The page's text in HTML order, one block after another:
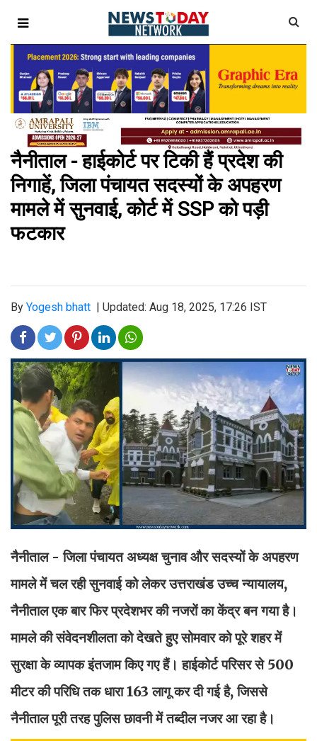
नैनीताल - हाईकोर्ट पर टिकी हैं प्रदेश की
निगाहें, जिला पंचायत सदस्यों के अपहरण
मामले में सुनवाई, कोर्ट में SSP को पड़ी
फटकार
By Yogesh bhatt Updated: Aug 18, 2025, 17:26 IST
नैनीताल - जिला पंचायत अध्यक्ष चुनाव और सदस्यों के अपहरण
मामले में चल रही सुनवाई को लेकर उत्तराखंड उच्च न्यायालय,
नैनीताल एक बार फिर प्रदेशभर की नजरों का केंद्र बन गया है।
मामले की संवेदनशीलता को देखते हुए सोमवार को पूरे शहर में
सुरक्षा के व्यापक इंतजाम किए गए हैं। हाईकोर्ट परिसर से 500
मीटर की परिधि तक धारा 163 लागू कर दी गई है, जिससे
नैनीताल पूरी तरह पुलिस छावनी में तब्दील नजर आ रहा है।